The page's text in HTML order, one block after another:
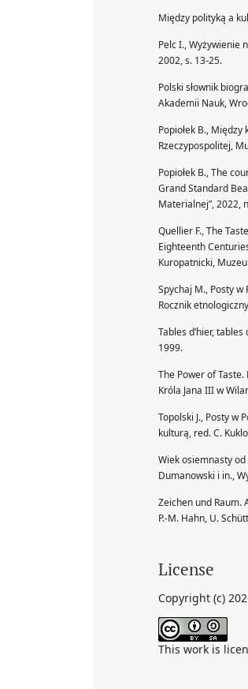
Między polityką a
Pelc I., Wyżywienie
2002, s. 13-25.
Polski słownik
Akademii Nauk,
Popiołek B.,
Rzeczypospolitej,
Popiołek B., The
Grand Standard
Materialnej”, 2022,
Quellier F., The
Eighteenth
Kuropatnicki,
Spychaj M., Posty
Rocznik
Tables d’hier,
1999.
The Power of Taste.
Króla Jana III w
Topolski J., Posty w
kulturą, red. C.
Wiek osiemnasty od
Dumanowski i in.,
Zeichen und Raum.
P.-M. Hahn, U.
License
Copyright (c)
This work is